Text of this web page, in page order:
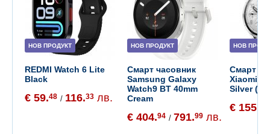
НОВ ПРОДУКТ
REDMI Watch 6 Lite
Black
€ 59.48 / 116.33 лв.
НОВ ПРОДУКТ
Смарт часовник
Samsung Galaxy
Watch9 BT 40mm
Cream
€ 404.94 / 791.99 лв.
НОВ
Смарт
Xiaomi
Silver
€ 155.